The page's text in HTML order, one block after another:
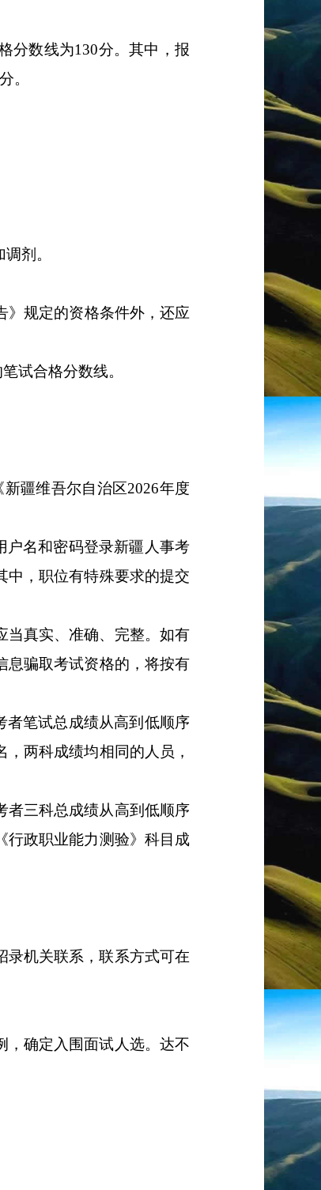
分数线为130分。其中，报
分。
剂。
》规定的资格条件外，还应
试合格分数线。
新疆维吾尔自治区2026年度
户名和密码登录新疆人事考
中，职位有特殊要求的提交
当真实、准确、完整。如有
息骗取考试资格的，将按有
者笔试总成绩从高到低顺序
两科成绩均相同的人员，
者三科总成绩从高到低顺序
行政职业能力测验》科目成
录机关联系，联系方式可在
，确定入围面试人选。达不